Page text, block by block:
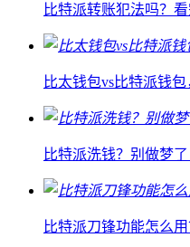
比特派转账犯法吗？
比太钱包vs比特派钱包
比特派洗钱？别做梦
比特派刀锋功能怎么